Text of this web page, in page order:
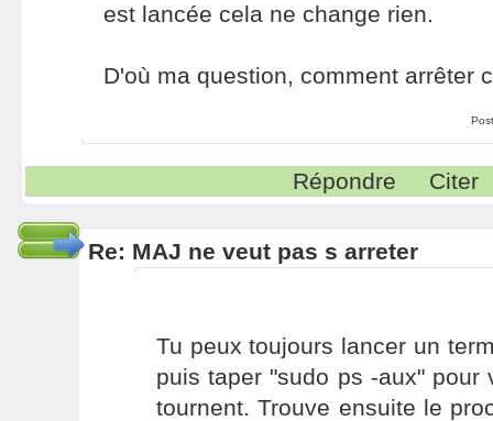
est lancée cela ne change rien.
D'où ma question, comment arrêter
Répondre Citer
Re: MAJ ne veut pas s arreter
Tu peux toujours lancer un
puis taper "sudo ps -aux" pour
tournent. Trouve ensuite le